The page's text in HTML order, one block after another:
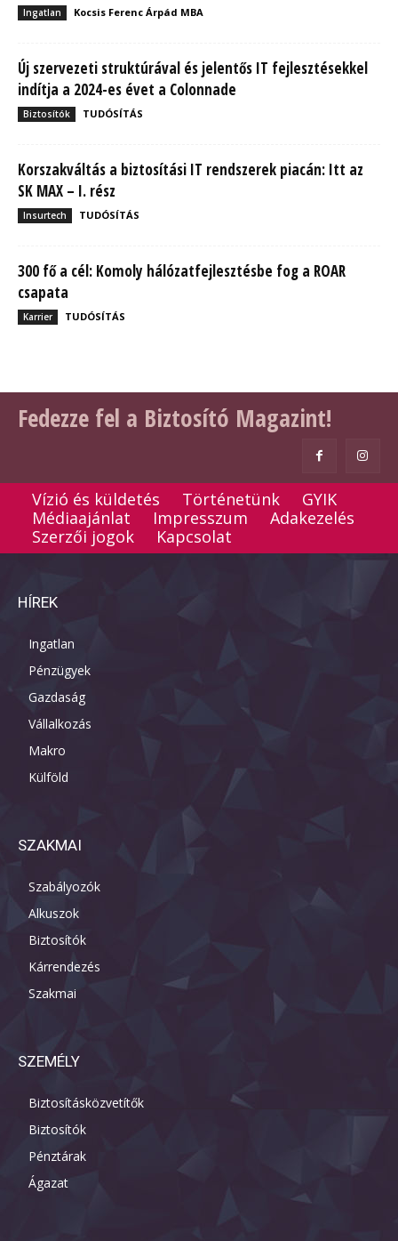
Ingatlan Kocsis Ferenc Árpád MBA
Új szervezeti struktúrával és jelentős IT fejlesztésekkel
indítja a 2024-es évet a Colonnade
Biztosítók TUDÓSÍTÁS
Korszakváltás a biztosítási IT rendszerek piacán: Itt az
SK MAX – I. rész
Insurtech TUDÓSÍTÁS
300 fő a cél: Komoly hálózatfejlesztésbe fog a ROAR
csapata
Karrier TUDÓSÍTÁS
Fedezze fel a Biztosító Magazint!
Vízió és küldetés Történetünk
GYIK
Médiaajánlat
Impresszum
Adakezelés
Szerzői jogok
Kapcsolat
HÍREK
Ingatlan
Pénzügyek
Gazdaság
Vállalkozás
Makro
Külföld
SZAKMAI
Szabályozók
Alkuszok
Biztosítók
Kárrendezés
Szakmai
SZEMÉLY
Biztosításközvetítők
Biztosítók
Pénztárak
Ágazat